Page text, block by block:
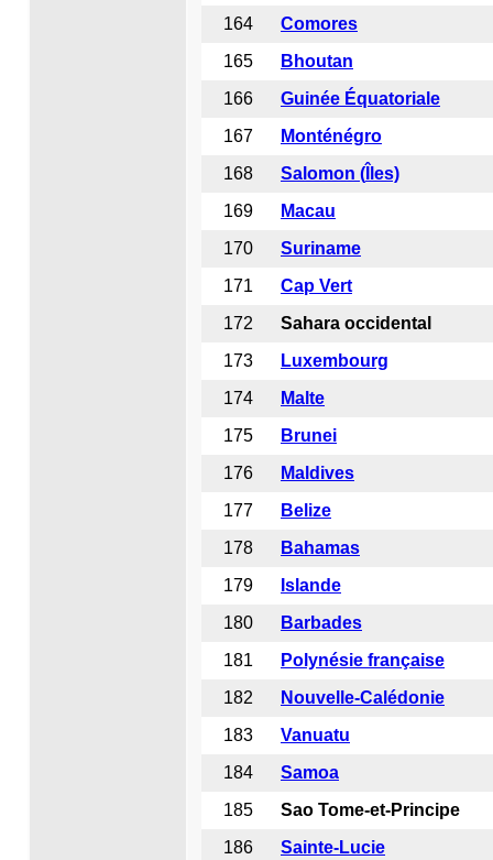
164
Comores
165
Bhoutan
166
Guinée Équatoriale
167
Monténégro
168
Salomon ( Îles)
169
Macau
170
Suriname
171
Cap Vert
172
Sahara occidental
173
Luxembourg
174
Malte
175
Brunei
176
Maldives
177
Belize
178
Bahamas
179
Islande
180
Barbades
181
Polynésie française
182
Nouvelle-Calédonie
183
Vanuatu
184
Samoa
185
Sao Tome-et-Principe
186
Sainte-Lucie